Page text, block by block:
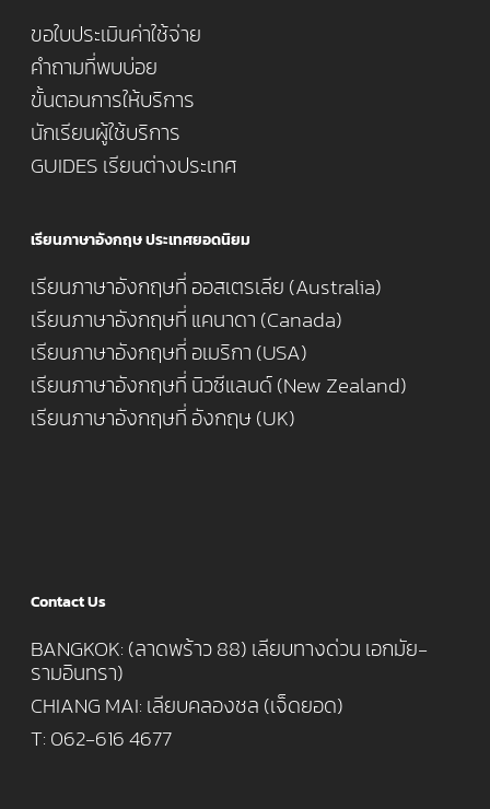
ขอใบประเมินค่าใช้จ่าย
คำถามที่พบบ่อย
ขั้นตอนการให้บริการ
นักเรียนผู้ใช้บริการ
GUIDES เรียนต่างประเทศ
เรียนภาษาอังกฤษ ประเทศยอดนิยม
เรียนภาษาอังกฤษที่ ออสเตรเลีย (Australia)
เรียนภาษาอังกฤษที่ แคนาดา (Canada)
เรียนภาษาอังกฤษที่ อเมริกา (USA)
เรียนภาษาอังกฤษที่ นิวซีแลนด์ (New Zealand)
เรียนภาษาอังกฤษที่ อังกฤษ (UK)
Contact Us
BANGKOK: (ลาดพร้าว 88) เลียบทางด่วน เอกมัย-
รามอินทรา)
CHIANG MAI: เลียบคลองชล (เจ็ดยอด)
T: 062-616 4677